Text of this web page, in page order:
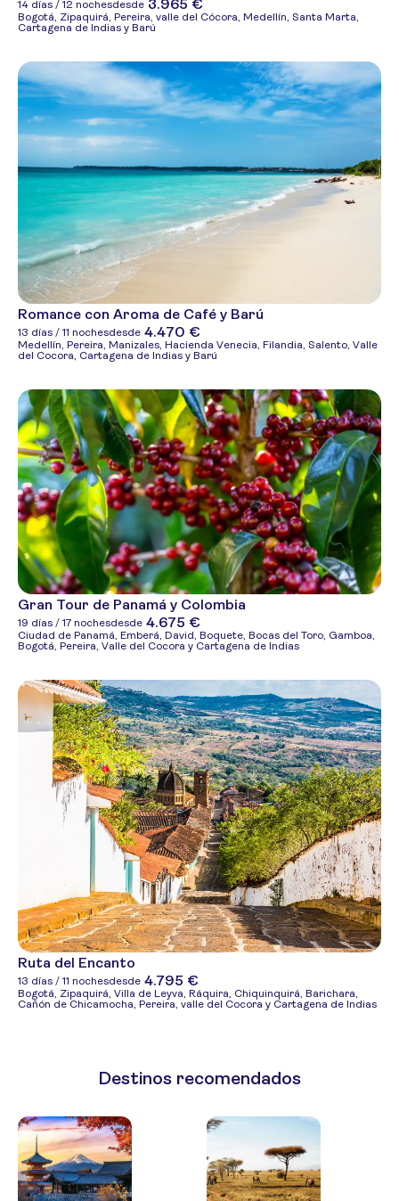
14 días / 12 nochesdesde 3.965 €
Bogotá, Zipaquirá, Pereira, valle del Cócora, Medellín, Santa Marta,
Cartagena de Indias y Barú
Romance con Aroma de Café y Barú
13 días / 11 nochesdesde 4.470 €
Medellín, Pereira, Manizales, Hacienda Venecia, Filandia, Salento, Valle
del Cocora, Cartagena de Indias y Barú
Gran Tour de Panamá y Colombia
19 días / 17 nochesdesde 4.675 €
Ciudad de Panamá, Emberá, David, Boquete, Bocas del Toro, Gamboa,
Bogotá, Pereira, Valle del Cocora y Cartagena de Indias
Ruta del Encanto
13 días / 11 nochesdesde 4.795 €
Bogotá, Zipaquirá, Villa de Leyva, Ráquira, Chiquinquirá, Barichara,
Cañón de Chicamocha, Pereira, valle del Cocora y Cartagena de Indias
Destinos recomendados